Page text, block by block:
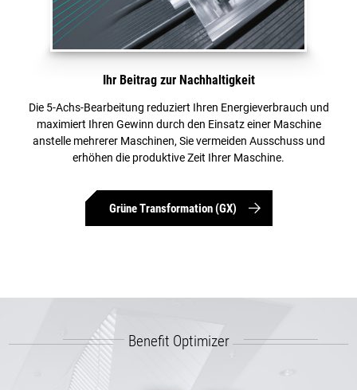
Ihr Beitrag zur Nachhaltigkeit
Die 5-Achs-Bearbeitung reduziert Ihren Energieverbrauch und
maximiert Ihren Gewinn durch den Einsatz einer Maschine
anstelle mehrerer Maschinen, Sie vermeiden Ausschuss und
erhöhen die produktive Zeit Ihrer Maschine.
Grüne Transformation (GX)
Benefit Optimizer